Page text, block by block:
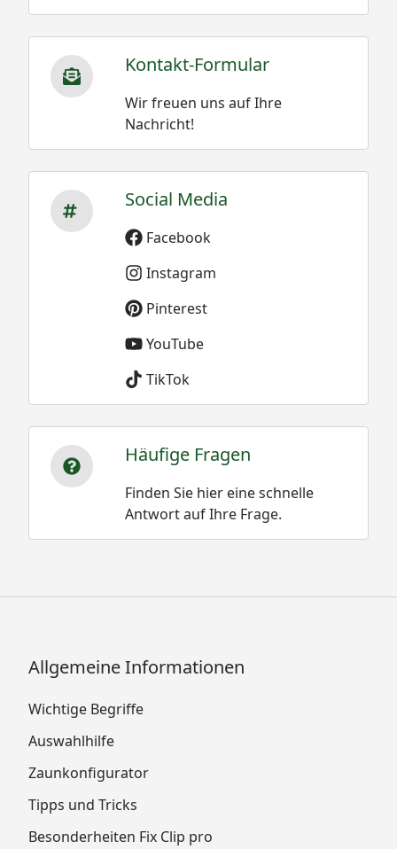
Kontakt-Formular
Wir freuen uns auf Ihre
Nachricht!
Social Media
Facebook
Instagram
Pinterest
YouTube
TikTok
Häufige Fragen
Finden Sie hier eine schnelle
Antwort auf Ihre Frage.
Allgemeine Informationen
Wichtige Begriffe
Auswahlhilfe
Zaunkonfigurator
Tipps und Tricks
Besonderheiten Fix Clip pro